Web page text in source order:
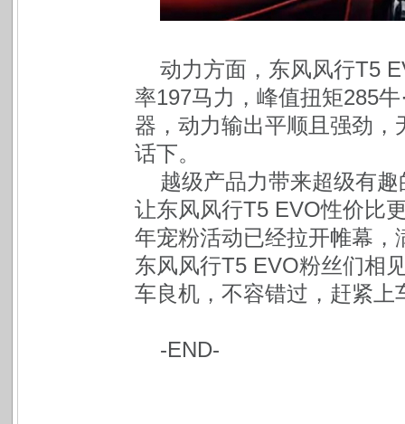
动力方面，东风风行T5
率197马力，峰值扭矩285
器，动力输出平顺且强劲
话下。
越级产品力带来超级有
让东风风行T5 EVO性价比
年宠粉活动已经拉开帷幕
东风风行T5 EVO粉丝们相
车良机，不容错过，赶紧上
-END-